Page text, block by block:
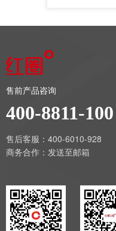
售前产品咨询
400-8811-100
售后客服：400-6010-928
商务合作： 发送至邮箱